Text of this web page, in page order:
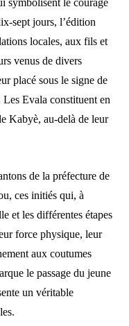
sept jours, l’édition
locales, aux fils et
venus de divers
placé sous le signe de
Les Evala constituent en
Kabyè, au-delà de leur
de la préfecture de
ces initiés qui, à
et les différentes étapes
force physique, leur
aux coutumes
le passage du jeune
un véritable